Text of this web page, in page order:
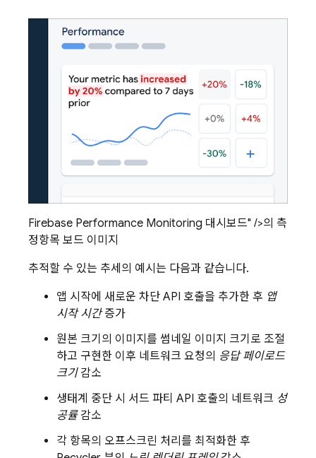
Firebase Performance Monitoring 대시보드" />의 측
정항목 보드 이미지
추적할 수 있는 추세의 예시는 다음과 같습니다.
앱 시작에 새로운 차단 API 호출을 추가한 후 앱
시작 시간증가
원본 크기의 이미지를 썸네일 이미지 크기로 조절
하고 구현한 이후 네트워크 요청의 응답 페이로드
크기감소
생태계 중단 시 서드 파티 API 호출의 네트워크 성
공률감소
각 항목의 오프스크린 처리를 최적화한 후